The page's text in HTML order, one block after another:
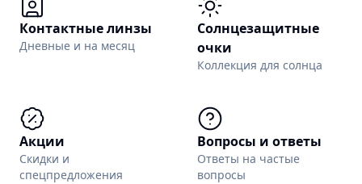
Контактные линзы
Дневные и на месяц
Солнцезащитные
очки
Коллекция для солнца
Акции
Скидки и
спецпредложения
Вопросы и ответы
Ответы на частые
вопросы